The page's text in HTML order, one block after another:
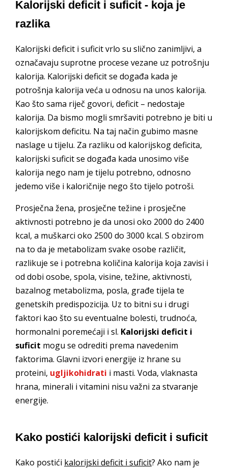
Kalorijski deficit i suficit - koja je
razlika
Kalorijski deficit i suficit vrlo su slično zanimljivi, a
označavaju suprotne procese vezane uz potrošnju
kalorija. Kalorijski deficit se događa kada je
potrošnja kalorija veća u odnosu na unos kalorija.
Kao što sama riječ govori, deficit – nedostaje
kalorija. Da bismo mogli smršaviti potrebno je biti u
kalorijskom deficitu. Na taj način gubimo masne
naslage u tijelu. Za razliku od kalorijskog deficita,
kalorijski suficit se događa kada unosimo više
kalorija nego nam je tijelu potrebno, odnosno
jedemo više i kaloričnije nego što tijelo potroši.
Prosječna žena, prosječne težine i prosječne
aktivnosti potrebno je da unosi oko 2000 do 2400
kcal, a muškarci oko 2500 do 3000 kcal. S obzirom
na to da je metabolizam svake osobe različit,
razlikuje se i potrebna količina kalorija koja zavisi i
od dobi osobe, spola, visine, težine, aktivnosti,
bazalnog metabolizma, posla, građe tijela te
genetskih predispozicija. Uz to bitni su i drugi
faktori kao što su eventualne bolesti, trudnoća,
hormonalni poremećaji i sl. Kalorijski deficit i
suficit mogu se odrediti prema navedenim
faktorima. Glavni izvori energije iz hrane su
proteini, ugljikohidrati i masti. Voda, vlaknasta
hrana, minerali i vitamini nisu važni za stvaranje
energije.
Kako postići kalorijski deficit i suficit
Kako postići kalorijski deficit i suficit? Ako nam je